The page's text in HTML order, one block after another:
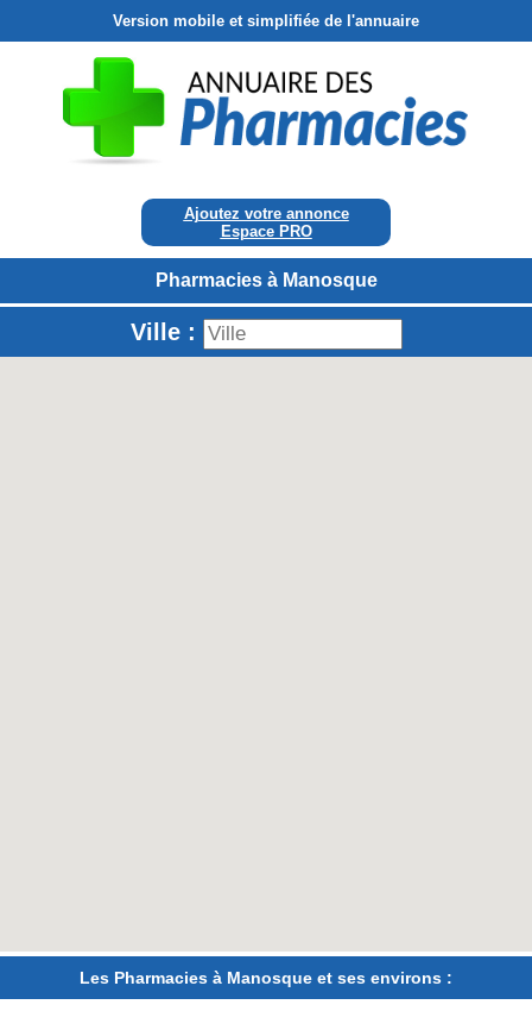
Version mobile et simplifiée de l'annuaire
Ajoutez votre annonce
Espace PRO
Pharmacies à Manosque
Ville :
Les Pharmacies à Manosque et ses environs :